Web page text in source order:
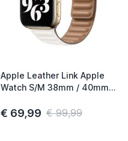
Apple Leather Link Apple
Watch S/M 38mm / 40mm /
€ 69,99 € 99,99